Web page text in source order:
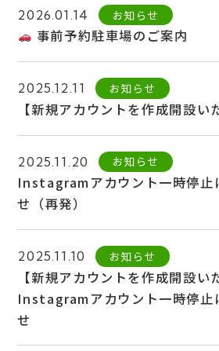
2026.01.14 お知らせ
事前予約駐車場のご案内
2025.12.11 お知らせ
【新規アカウントを作成開設い
2025.11.20 お知らせ
Instagramアカウント一時停止
せ（再発）
2025.11.10 お知らせ
【新規アカウントを作成開設い
Instagramアカウント一時停止
せ